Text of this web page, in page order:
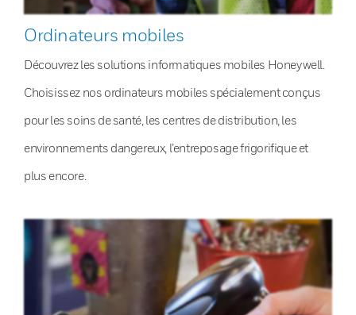
Ordinateurs mobiles
Découvrez les solutions informatiques mobiles Honeywell.
Choisissez nos ordinateurs mobiles spécialement conçus
pour les soins de santé, les centres de distribution, les
environnements dangereux, l’entreposage frigorifique et
plus encore.